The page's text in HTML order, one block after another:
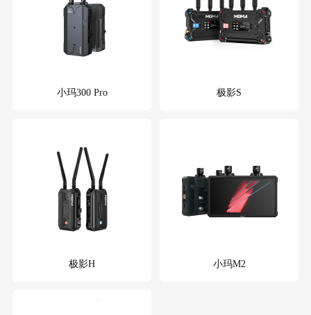
小玛300 Pro 极影S
极影H 小玛M2